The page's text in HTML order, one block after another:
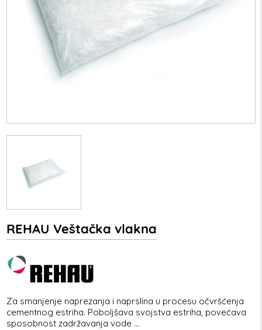
REHAU Veštačka vlakna
Za smanjenje naprezanja i naprslina u procesu očvršćenja
cementnog estriha. Poboljšava svojstva estriha, povećava
sposobnost zadržavanja vode ...